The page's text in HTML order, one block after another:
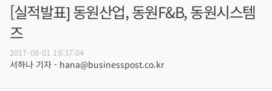
[실적발표] 동원산업, 동원F&B, 동원시스템
즈
2017-08-01 19:37:04
서하나 기자 - hana@businesspost.co.kr